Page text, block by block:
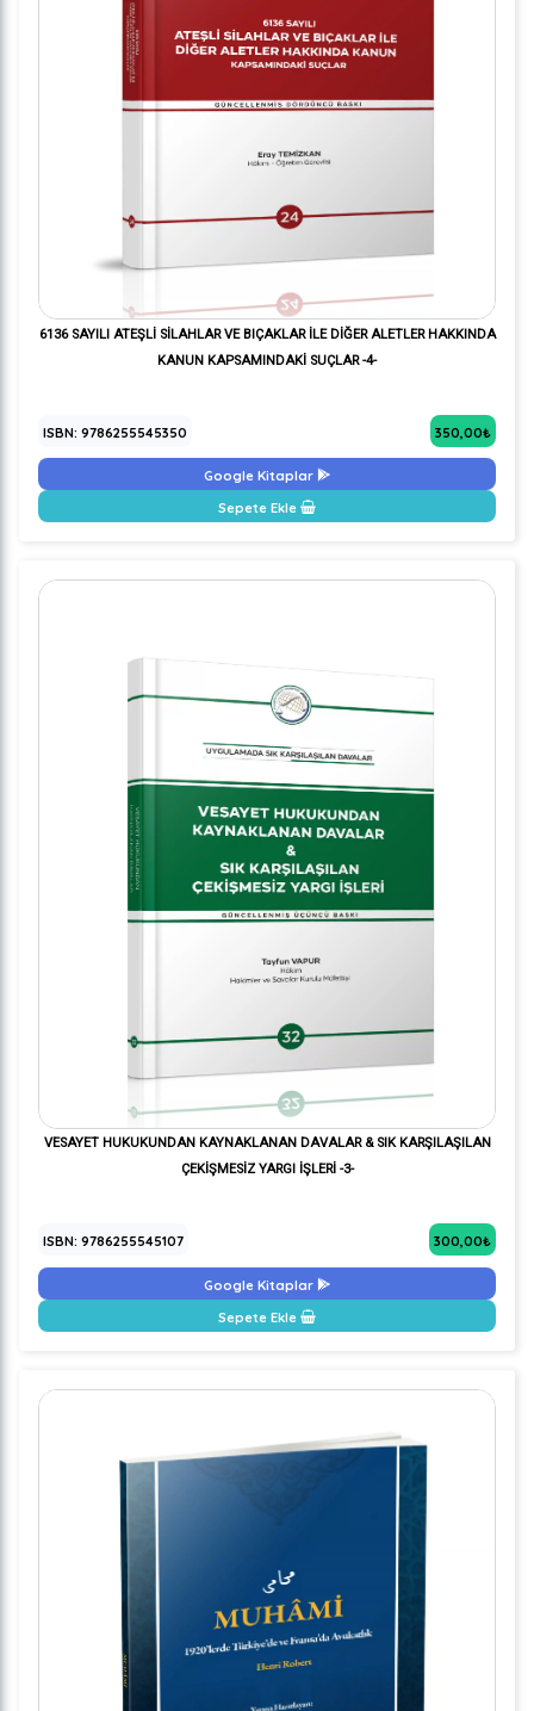
6136 SAYILI ATEŞLİ SİLAHLAR VE BIÇAKLAR İLE DİĞER ALETLER HAKKINDA
KANUN KAPSAMINDAKİ SUÇLAR -4-
ISBN: 9786255545350 350,00₺
Google Kitaplar
Sepete Ekle
VESAYET HUKUKUNDAN KAYNAKLANAN DAVALAR & SIK KARŞILAŞILAN
ÇEKİŞMESİZ YARGI İŞLERİ -3-
ISBN: 9786255545107 300,00₺
Google Kitaplar
Sepete Ekle